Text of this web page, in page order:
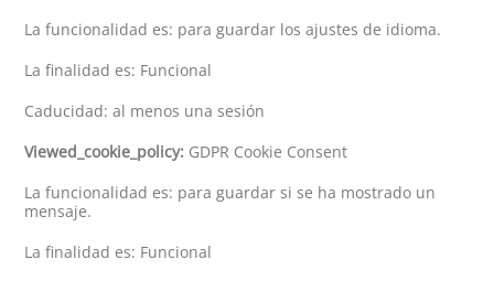
La funcionalidad es: para guardar los ajustes de idioma.
La finalidad es: Funcional
Caducidad: al menos una sesión
Viewed_cookie_policy: GDPR Cookie Consent
La funcionalidad es: para guardar si se ha mostrado un
mensaje.
La finalidad es: Funcional